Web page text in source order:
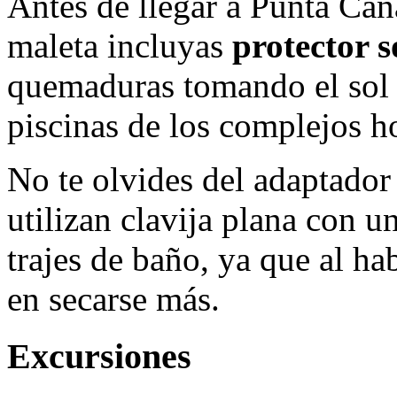
maleta incluyas protector
quemaduras tomando el
piscinas de los complejos
No te olvides del
utilizan clavija plana con
trajes de baño, ya que al
en secarse más.
Excursiones